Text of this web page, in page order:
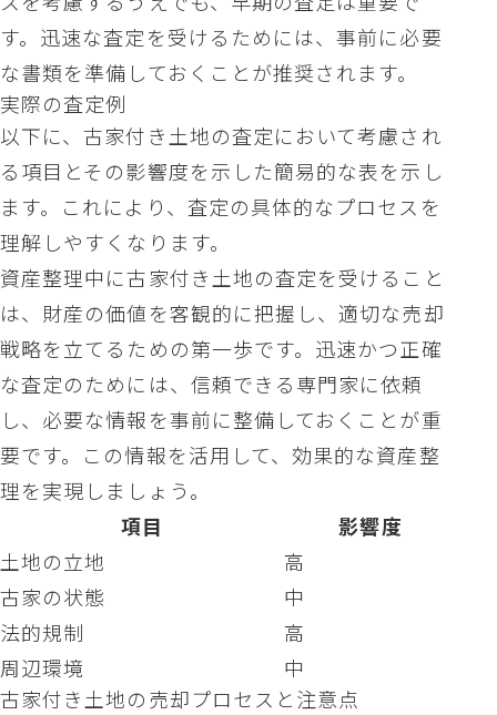
す。迅速な査定を受けるためには、事前に必要
な書類を準備しておくことが推奨されます。
実際の査定例
以下に、古家付き土地の査定において考慮され
る項目とその影響度を示した簡易的な表を示し
ます。これにより、査定の具体的なプロセスを
理解しやすくなります。
資産整理中に古家付き土地の査定を受けること
は、財産の価値を客観的に把握し、適切な売却
戦略を立てるための第一歩です。迅速かつ正確
な査定のためには、信頼できる専門家に依頼
し、必要な情報を事前に整備しておくことが重
要です。この情報を活用して、効果的な資産整
理を実現しましょう。
項目
影響度
土地の立地
高
古家の状態
中
法的規制
高
周辺環境
中
古家付き土地の売却プロセスと注意点